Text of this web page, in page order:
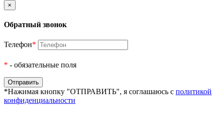
×
Обратный звонок
Телефон*
* - обязательные поля
*Нажимая кнопку "ОТПРАВИТЬ", я соглашаюсь с политикой
конфиденциальности